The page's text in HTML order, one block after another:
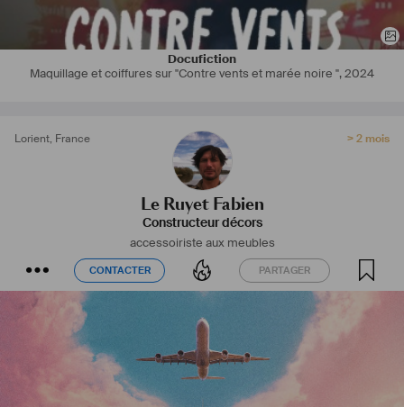
Docufiction
Maquillage et coiffures sur "Contre vents et marée noire ",2024
Lorient, France > 2 mois
Le Ruyet Fabien
Constructeur décors
accessoiriste aux meubles
CONTACTER PARTAGER
CONTACTER PARTAGER